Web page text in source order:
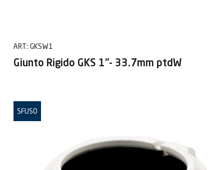
ART: GKSW1
Giunto Rigido GKS 1"- 33.7mm ptdW
SFUSO